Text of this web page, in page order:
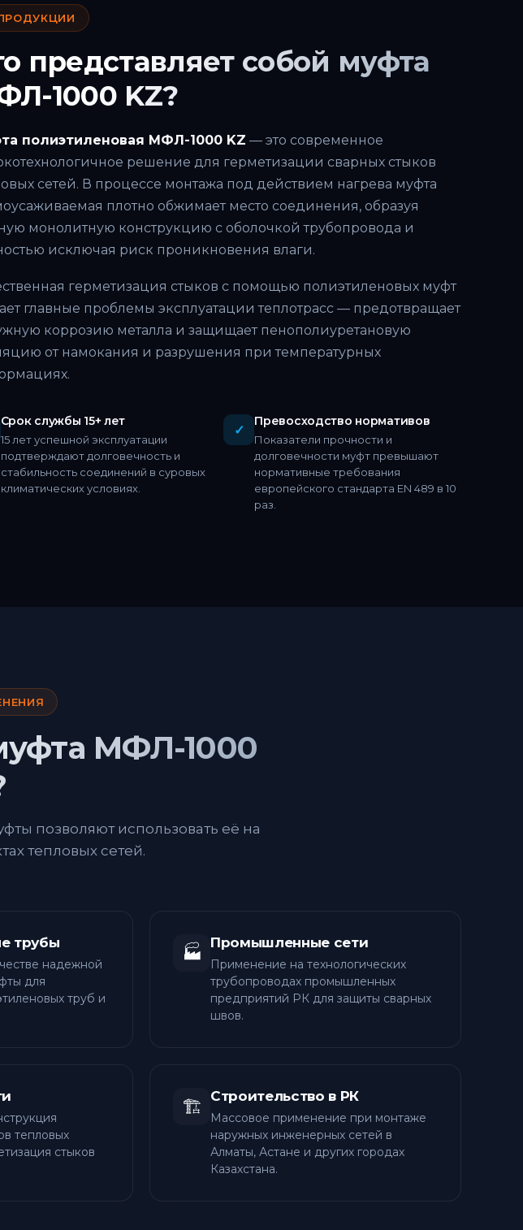
представляет собой муфта
1000 KZ?
полиэтиленовая МФЛ-1000 KZ — это современное
решение для герметизации сварных стыков
сетей. В процессе монтажа под действием нагрева муфта
плотно обжимает место соединения, образуя
монолитную конструкцию с оболочкой трубопровода и
исключая риск проникновения влаги.
герметизация стыков с помощью полиэтиленовых муфт
главные проблемы эксплуатации теплотрасс — предотвращает
коррозию металла и защищает пенополиуретановую
от намокания и разрушения при температурных
Срок службы 15+ лет
15 лет успешной эксплуатации
подтверждают долговечность и
стабильность соединений в суровых
климатических условиях.
✓
Превосходство нормативов
Показатели прочности и
долговечности муфт превышают
нормативные требования
европейского стандарта EN 489 в 10
раз.
МФЛ-1000
позволяют использовать её на
тепловых сетей.
трубы
надежной
для
труб и
🏭 Промышленные сети
Применение на технологических
трубопроводах промышленных
предприятий РК для защиты сварных
швов.
тепловых
стыков
🏗️ Строительство в РК
Массовое применение при монтаже
наружных инженерных сетей в
Алматы, Астане и других городах
Казахстана.